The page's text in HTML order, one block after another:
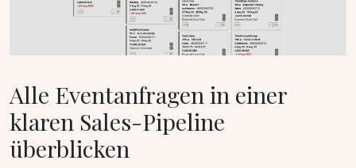
Alle Eventanfragen in einer
klaren Sales-Pipeline
überblicken